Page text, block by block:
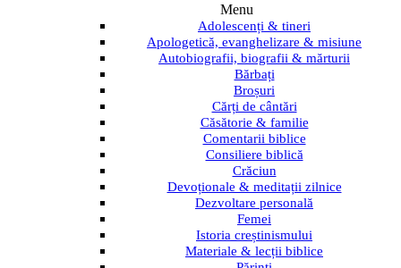
Menu
Adolescenți & tineri
Apologetică, evanghelizare & misiune
Autobiografii, biografii & mărturii
Bărbați
Broșuri
Cărți de cântări
Căsătorie & familie
Comentarii biblice
Consiliere biblică
Crăciun
Devoționale & meditații zilnice
Dezvoltare personală
Femei
Istoria creștinismului
Materiale & lecții biblice